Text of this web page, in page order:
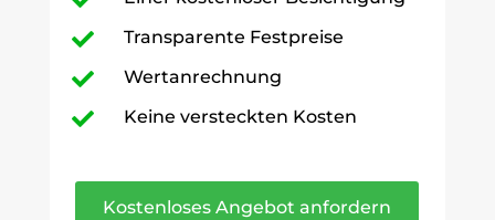
 Transparente Festpreise
 Wertanrechnung
 Keine versteckten Kosten
Kostenloses Angebot anfordern